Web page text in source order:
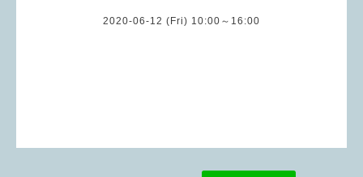
2020-06-12 (Fri) 10:00～16:00